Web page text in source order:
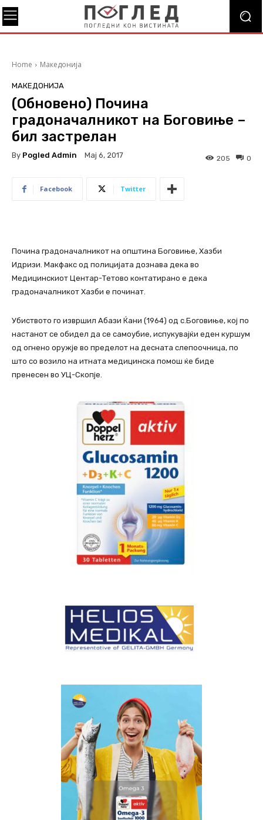
Home Македонија
МАКЕДОНИЈА
(Обновено) Почина
градоначалникот на Боговиње –
бил застрелан
By Pogled Admin Мај 6, 2017 0
205
Facebook Twitter
Почина градоначалникот на општина Боговиње, Хазби
Идризи. Макфакс од полицијата дознава дека во
Медицинскиот Центар-Тетово контатирано е дека
градоначалникот Хазби е починат.
Убиството го извршил Абази Ќани (1964) од с.Боговиње, кој по
настанот се обидел да се самоубие, испукувајќи еден куршум
од огнено оружје во пределот на десната слепоочница, по
што со возило на итната медицинска помош ќе биде
пренесен во УЦ-Скопје.